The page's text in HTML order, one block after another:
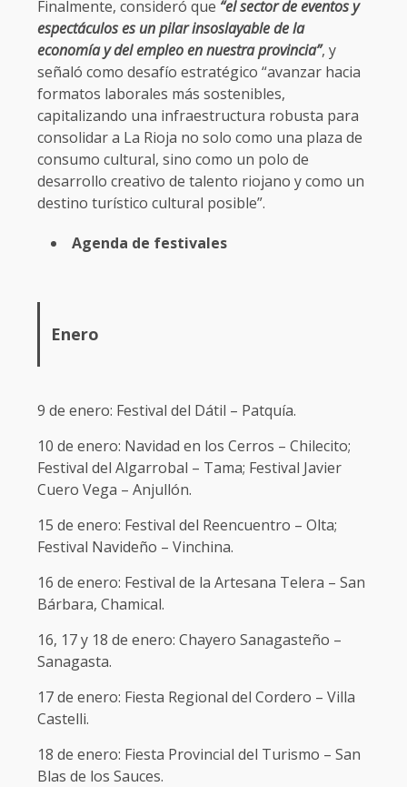
Finalmente, consideró que “el sector de eventos y
espectáculos es un pilar insoslayable de la
economía y del empleo en nuestra provincia”, y
señaló como desafío estratégico “avanzar hacia
formatos laborales más sostenibles,
capitalizando una infraestructura robusta para
consolidar a La Rioja no solo como una plaza de
consumo cultural, sino como un polo de
desarrollo creativo de talento riojano y como un
destino turístico cultural posible”.
Agenda de festivales
Enero
9 de enero: Festival del Dátil – Patquía.
10 de enero: Navidad en los Cerros – Chilecito;
Festival del Algarrobal – Tama; Festival Javier
Cuero Vega – Anjullón.
15 de enero: Festival del Reencuentro – Olta;
Festival Navideño – Vinchina.
16 de enero: Festival de la Artesana Telera – San
Bárbara, Chamical.
16, 17 y 18 de enero: Chayero Sanagasteño –
Sanagasta.
17 de enero: Fiesta Regional del Cordero – Villa
Castelli.
18 de enero: Fiesta Provincial del Turismo – San
Blas de los Sauces.